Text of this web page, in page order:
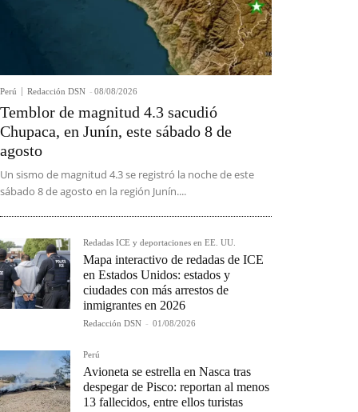
Perú Redacción DSN - 08/08/2026
Temblor de magnitud 4.3 sacudió
Chupaca, en Junín, este sábado 8 de
agosto
Un sismo de magnitud 4.3 se registró la noche de este
sábado 8 de agosto en la región Junín....
Redadas ICE y deportaciones en EE. UU.
Mapa interactivo de redadas de ICE
en Estados Unidos: estados y
ciudades con más arrestos de
inmigrantes en 2026
Redacción DSN - 01/08/2026
Perú
Avioneta se estrella en Nasca tras
despegar de Pisco: reportan al menos
13 fallecidos, entre ellos turistas